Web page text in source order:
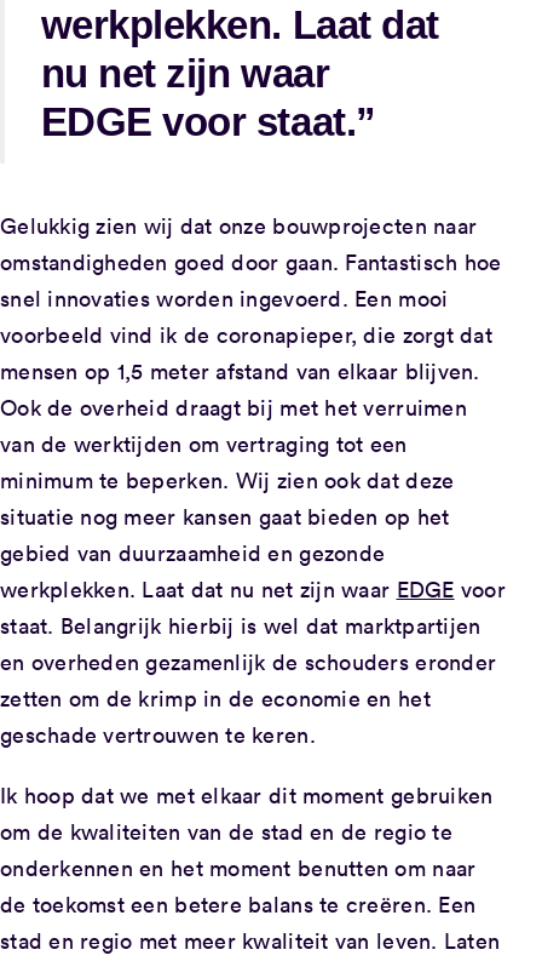
werkplekken. Laat dat
nu net zijn waar
EDGE voor staat.”
Gelukkig zien wij dat onze bouwprojecten naar
omstandigheden goed door gaan. Fantastisch hoe
snel innovaties worden ingevoerd. Een mooi
voorbeeld vind ik de coronapieper, die zorgt dat
mensen op 1,5 meter afstand van elkaar blijven.
Ook de overheid draagt bij met het verruimen
van de werktijden om vertraging tot een
minimum te beperken. Wij zien ook dat deze
situatie nog meer kansen gaat bieden op het
gebied van duurzaamheid en gezonde
werkplekken. Laat dat nu net zijn waar EDGE voor
staat. Belangrijk hierbij is wel dat marktpartijen
en overheden gezamenlijk de schouders eronder
zetten om de krimp in de economie en het
geschade vertrouwen te keren.
Ik hoop dat we met elkaar dit moment gebruiken
om de kwaliteiten van de stad en de regio te
onderkennen en het moment benutten om naar
de toekomst een betere balans te creëren. Een
stad en regio met meer kwaliteit van leven. Laten